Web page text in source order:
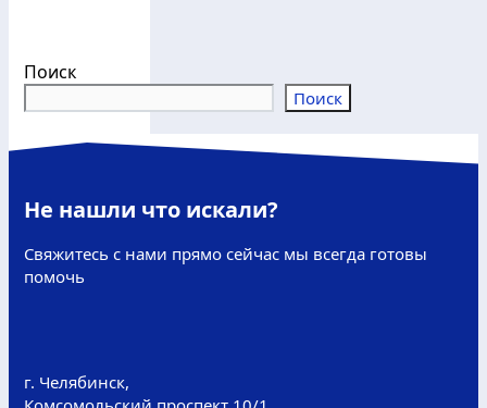
Поиск
Поиск
Не нашли что искали?
Свяжитесь с нами прямо сейчас мы всегда готовы
помочь
г. Челябинск,